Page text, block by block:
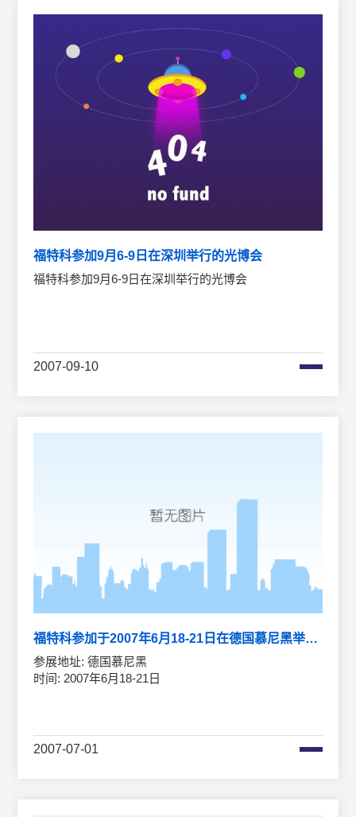
福特科参加9月6-9日在深圳举行的光博会
福特科参加9月6-9日在深圳举行的光博会
2007-09-10
福特科参加于2007年6月18-21日在德国慕尼黑举办的光电子展览会
参展地址: 德国慕尼黑
时间: 2007年6月18-21日
2007-07-01